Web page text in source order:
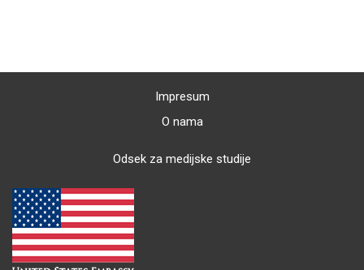
Impresum
O nama
Odsek za medijske studije